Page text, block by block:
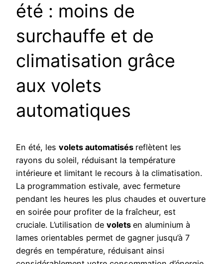
été : moins de
surchauffe et de
climatisation grâce
aux volets
automatiques
En été, les volets automatisés reflètent les
rayons du soleil, réduisant la température
intérieure et limitant le recours à la climatisation.
La programmation estivale, avec fermeture
pendant les heures les plus chaudes et ouverture
en soirée pour profiter de la fraîcheur, est
cruciale. L’utilisation de volets en aluminium à
lames orientables permet de gagner jusqu’à 7
degrés en température, réduisant ainsi